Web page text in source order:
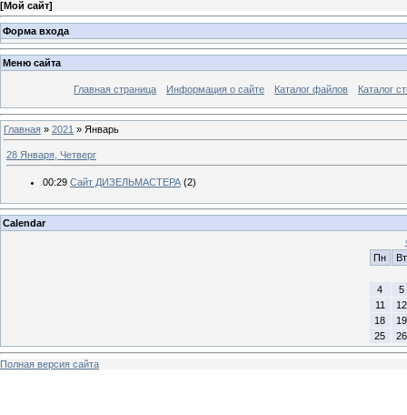
[Мой сайт]
Форма входа
Меню сайта
Главная страница Информация о сайте Каталог файлов Каталог
Главная » 2021 » Январь
28 Января, Четверг
00:29 Сайт ДИЗЕЛЬМАСТЕРА (2)
Calendar
Пн
Вт
4
5
11
12
18
19
25
26
Полная версия сайта